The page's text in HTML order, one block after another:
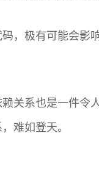
，极有可能会影
关系也是一件
难如登天。